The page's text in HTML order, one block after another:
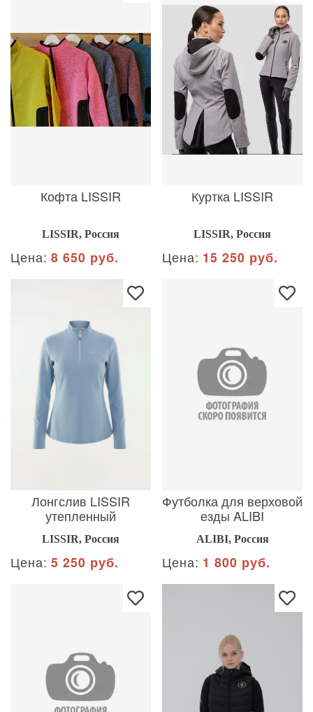
Кофта LISSIR
LISSIR, Россия
Цена: 8 650 руб.
Куртка LISSIR
LISSIR, Россия
Цена: 15 250 руб.
Лонгслив LISSIR
утепленный
LISSIR, Россия
Цена: 5 250 руб.
Футболка для верховой
езды ALIBI
ALIBI, Россия
Цена: 1 800 руб.